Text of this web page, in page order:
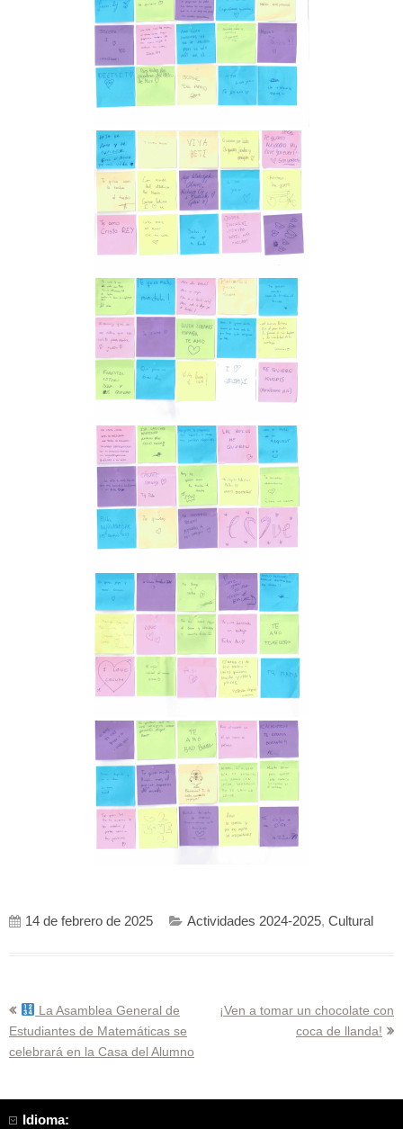
14 de febrero de 2025 Actividades 2024-2025, Cultural
Navegación
de
La Asamblea General de
Estudiantes de Matemáticas se
celebrará en la Casa del Alumno
¡Ven a tomar un chocolate con
coca de llanda!
Idioma: